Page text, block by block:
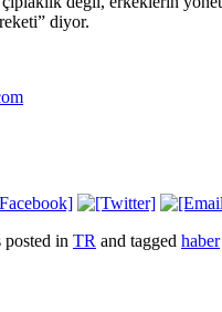
diyor.
in TR and tagged haber